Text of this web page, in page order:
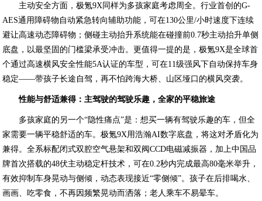
主动安全方面，极氪9X同样为多孩家庭考虑周全。行业首创的G-
AES通用障碍物自动紧急转向辅助功能，可在130公里/小时速度下连续
避让高速动态障碍物；侧碰主动抬升系统能在碰撞前0.7秒主动抬升单侧
底盘，以最坚固的门槛梁承受冲击。更值得一提的是，极氪9X是全球首
个通过高速横风安全性能5A认证的车型，可在11级强风下自动保持车身
稳定——带孩子长途自驾，再不怕跨海大桥、山区垭口的横风突袭。
性能与舒适兼得：主驾驶的驾驶乐趣，全家的平稳旅途
多孩家庭的另一个“隐性痛点”是：想买一辆有驾驶乐趣的车，但全
家需要一辆平稳舒适的车。极氪9X用浩瀚AI数字底盘，将这对矛盾化为
兼得。全系标配闭式双腔空气悬架和双阀CCD电磁减振器，加上中国品
牌首次搭载的48伏主动稳定杆技术，可在0.2秒内完成最高80毫米举升，
有效抑制车身晃动与侧倾，动态表现接近“零侧倾”。孩子在后排喝水、
画画、吃零食，不再因频繁晃动而洒落；老人乘车不易晕车。